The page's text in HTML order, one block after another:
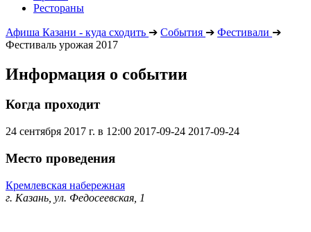
Рестораны
Афиша Казани - куда сходить ➔ События ➔ Фестивали ➔
Фестиваль урожая 2017
Информация о событии
Когда проходит
24 сентября 2017 г. в 12:00 2017-09-24 2017-09-24
Место проведения
Кремлевская набережная
г. Казань, ул. Федосеевская, 1